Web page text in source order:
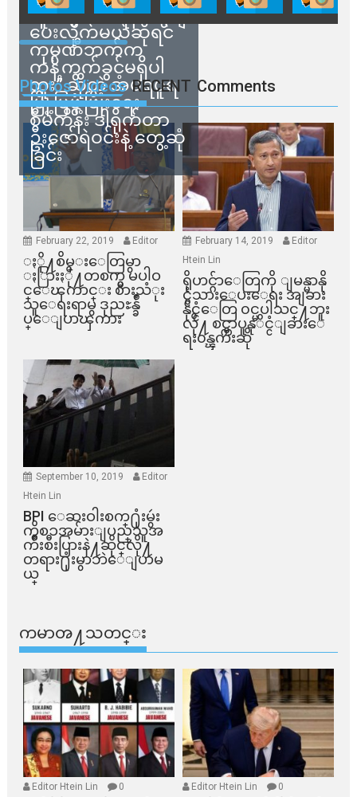
သူတွေက ဂရန်တွေချ
ပေးလိုက်မယ်ဆိုရင်
ကုမ္ပဏီဘက်က
ကန့်ကွက်ခွင့်မရှိပါ
ဘူး” ဆိုတဲ့ အမရပူရ
မြို့ပြဖွံ့ဖြိုးရေး
စီမံကိန်း ဒါရိုက်တာ
ဦးဇော်ရဲဝင်းနဲ့ တွေ့ဆုံ
ခြင်း
Photos Videos RECENT Comments
February 22, 2019 Editor
ႏို႔စိမ္းေတြမွာ
ႏြားႏို႔တစက္မွ မပါဝ
င္ေၾကာင္း စားသံုး
သူေရးရာမွ ဒုညႊန္ခ်ဳ
ပ္ေျပာၾကား
February 14, 2019
Editor
Htein Lin
ရိုဟင္ဂ်ာေတြကို ျမန္မာနို
င္ငံသားေပးေရး အျခား
နိုင္ငံေတြ ၀င္မပါသင္႔ဘူး
လို႔ စင္ကာပူနုိင္ငံျခားေ
ရး၀န္ၾကီးဆို
September 10, 2019
Editor
Htein Lin
BPI ​ေဆးဝါးစက္​႐ုံးမွဴး
ကိစၥအမ်ားျပည္​သူအ
က်ိဳးစီးပြားနဲ႔ဆိုင္​လို႔
တရား႐ုံးမွာဘဲေျပာမ
ယ္​
ကမာၻ႔သတင္း
Editor Htein Lin 0 Editor Htein Lin 0